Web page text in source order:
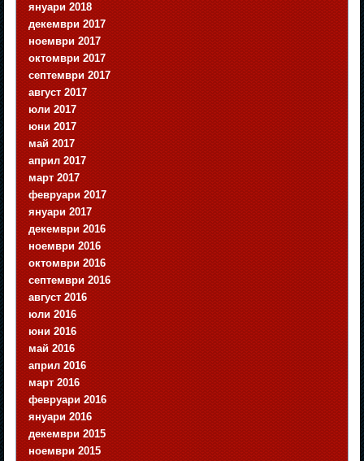
януари 2018
декември 2017
ноември 2017
октомври 2017
септември 2017
август 2017
юли 2017
юни 2017
май 2017
април 2017
март 2017
февруари 2017
януари 2017
декември 2016
ноември 2016
октомври 2016
септември 2016
август 2016
юли 2016
юни 2016
май 2016
април 2016
март 2016
февруари 2016
януари 2016
декември 2015
ноември 2015